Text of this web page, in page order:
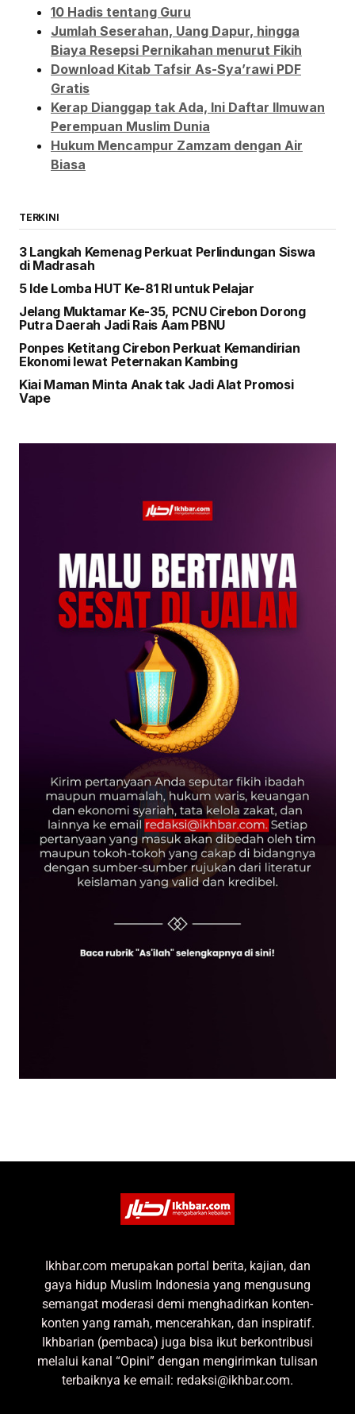
10 Hadis tentang Guru
Jumlah Seserahan, Uang Dapur, hingga
Biaya Resepsi Pernikahan menurut Fikih
Download Kitab Tafsir As-Sya’rawi PDF
Gratis
Kerap Dianggap tak Ada, Ini Daftar Ilmuwan
Perempuan Muslim Dunia
Hukum Mencampur Zamzam dengan Air
Biasa
TERKINI
3 Langkah Kemenag Perkuat Perlindungan Siswa
di Madrasah
5 Ide Lomba HUT Ke-81 RI untuk Pelajar
Jelang Muktamar Ke-35, PCNU Cirebon Dorong
Putra Daerah Jadi Rais Aam PBNU
Ponpes Ketitang Cirebon Perkuat Kemandirian
Ekonomi lewat Peternakan Kambing
Kiai Maman Minta Anak tak Jadi Alat Promosi
Vape
Ikhbar.com merupakan portal berita, kajian, dan
gaya hidup Muslim Indonesia yang mengusung
semangat moderasi demi menghadirkan konten-
konten yang ramah, mencerahkan, dan inspiratif.
Ikhbarian (pembaca) juga bisa ikut berkontribusi
melalui kanal “Opini” dengan mengirimkan tulisan
terbaiknya ke email: redaksi@ikhbar.com.